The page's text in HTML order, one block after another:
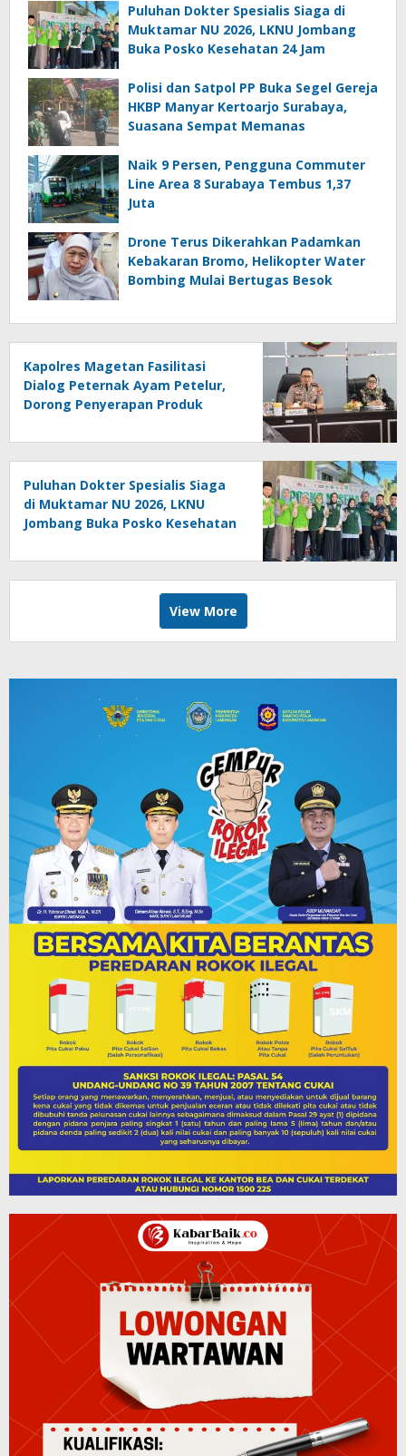
Puluhan Dokter Spesialis Siaga di
Muktamar NU 2026, LKNU Jombang
Buka Posko Kesehatan 24 Jam
Polisi dan Satpol PP Buka Segel Gereja
HKBP Manyar Kertoarjo Surabaya,
Suasana Sempat Memanas
Naik 9 Persen, Pengguna Commuter
Line Area 8 Surabaya Tembus 1,37
Juta
Drone Terus Dikerahkan Padamkan
Kebakaran Bromo, Helikopter Water
Bombing Mulai Bertugas Besok
Kapolres Magetan Fasilitasi
Dialog Peternak Ayam Petelur,
Dorong Penyerapan Produk
Puluhan Dokter Spesialis Siaga
di Muktamar NU 2026, LKNU
Jombang Buka Posko Kesehatan
View More